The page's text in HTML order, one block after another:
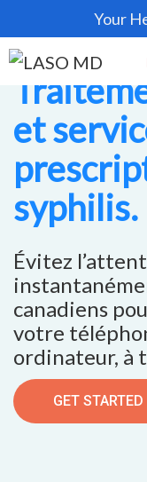
Your
et
syphilis.
Évitez
canadiens
votre
ordinateur, à
GET STARTED